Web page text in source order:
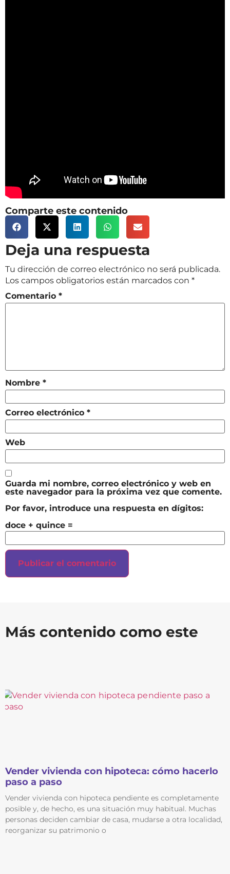
Comparte este contenido
Deja una respuesta
Tu dirección de correo electrónico no será publicada.
Los campos obligatorios están marcados con *
Comentario *
Nombre *
Correo electrónico *
Web
Guarda mi nombre, correo electrónico y web en
este navegador para la próxima vez que comente.
Por favor, introduce una respuesta en dígitos:
doce + quince =
Más contenido como este
Vender vivienda con hipoteca: cómo hacerlo
paso a paso
Vender vivienda con hipoteca pendiente es completamente
posible y, de hecho, es una situación muy habitual. Muchas
personas deciden cambiar de casa, mudarse a otra localidad,
reorganizar su patrimonio o